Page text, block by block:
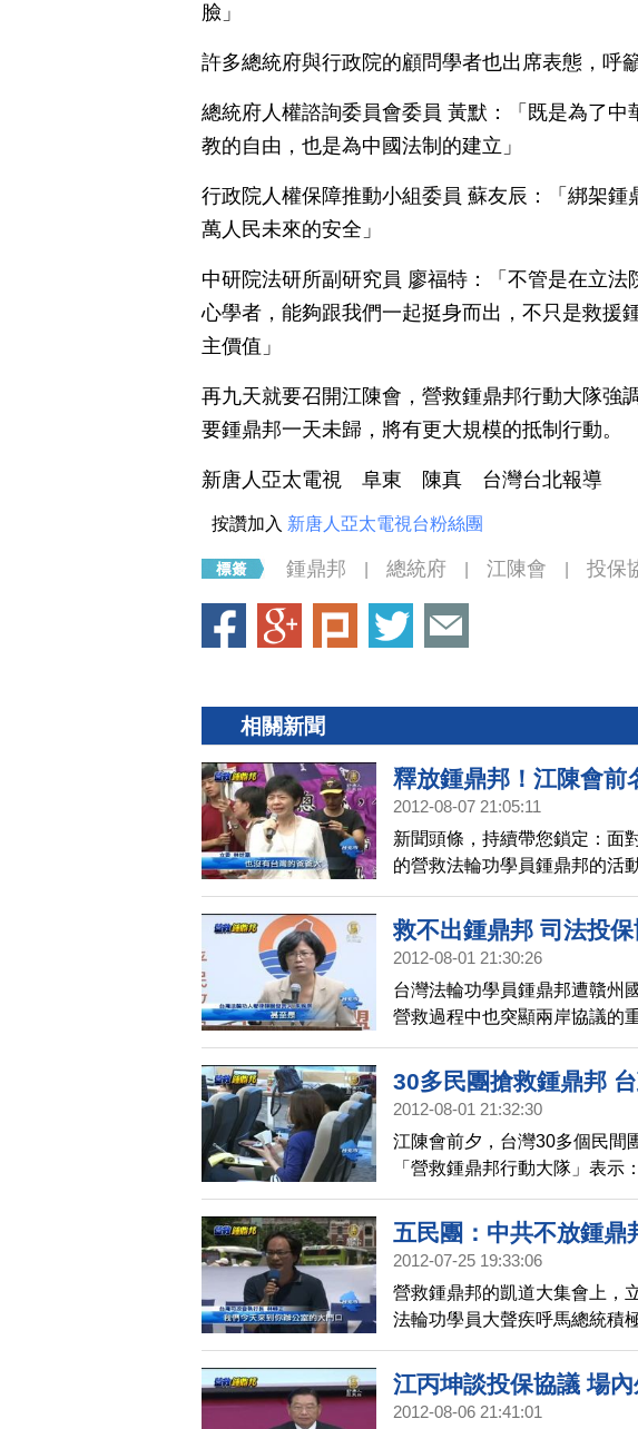
臉」
許多總統府與行政院的顧問學者也出席表態，呼
總統府人權諮詢委員會委員 黃默：「既是為了
教的自由，也是為中國法制的建立」
行政院人權保障推動小組委員 蘇友辰：「綁架
萬人民未來的安全」
中研院法研所副研究員 廖福特：「不管是在立法
心學者，能夠跟我們一起挺身而出，不只是救援
主價值」
再九天就要召開江陳會，營救鍾鼎邦行動大隊強
要鍾鼎邦一天未歸，將有更大規模的抵制行動。
新唐人亞太電視 阜東 陳真 台灣台北報導
按讚加入 新唐人亞太電視台粉絲團
鍾鼎邦 總統府 江陳會 投保
相關新聞
釋放鍾鼎邦！江陳會前
2012-08-07 21:05:11
新聞頭條，持續帶您鎖定：面
的營救法輪功學員鍾鼎邦的活
親、女兒在總統府前三百人的
馬英九 向中共國安要人。多位
輪流進入囚籠，活動持續一整
救不出鍾鼎邦 司法投
2012-08-01 21:30:26
台灣法輪功學員鍾鼎邦遭贛州
營救過程中也突顯兩岸協議的
會，邀請人權律師朱婉琪與受
助協議與將簽訂的投保協議，
台灣民眾。台聯黨主席黃昆輝
鼎邦。
30多民團搶救鍾鼎邦
2012-08-01 21:32:30
江陳會前夕，台灣30多個民間
「營救鍾鼎邦行動大隊」表示
未來的安全，並強烈表達如果
台，雖然海內外對台灣政府營
被問及營救進度和細節時，仍
五民團：中共不放鍾鼎
2012-07-25 19:33:06
營救鍾鼎邦的凱道大集會上，
法輪功學員大聲疾呼馬總統積
體代表表示，台灣每個公民都
果中共不放鍾鼎邦，兩岸應該
更直言，如果鍾鼎邦回不來，
江丙坤談投保協議 場
2012-08-06 21:41:01